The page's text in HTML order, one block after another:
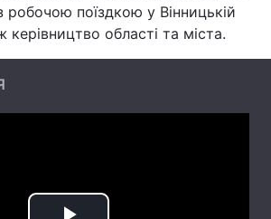
Туризм
Статті
робочою поїздкою у Вінницькій
керівництво області та міста.